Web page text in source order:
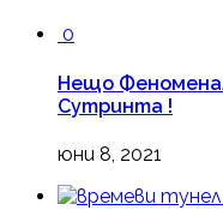
0
Нещо
Сутринта !
юни 8, 2021